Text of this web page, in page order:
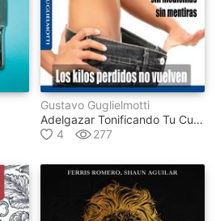
Gustavo Guglielmotti
Adelgazar Tonificando Tu Cuerpo
4
277